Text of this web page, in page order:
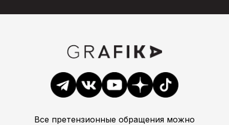
Все претензионные обращения можно